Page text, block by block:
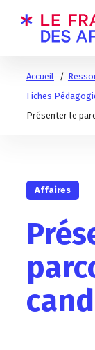
Accueil
Fiches
Présenter le
Affaires